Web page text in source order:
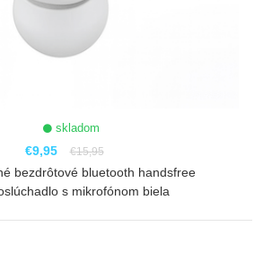
skladom
€9,95 €15,95
bezdrôtové bluetooth handsfree
s mikrofónom biela